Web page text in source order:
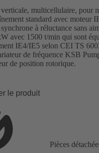
multicellulaire, pour
standard avec moteur
à réluctance sans
avec 1500 t/min qui sont
IE4/IE5 selon CEI TS
de fréquence KSB
de position rotorique.
le produit
Pièces